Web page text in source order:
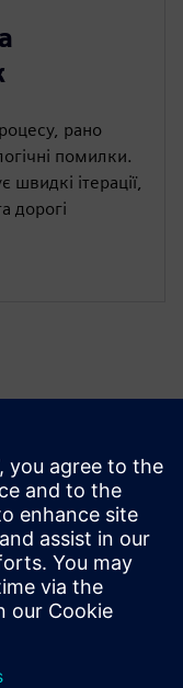
рано
помилки.
ітерації,
дорогі
ресурси